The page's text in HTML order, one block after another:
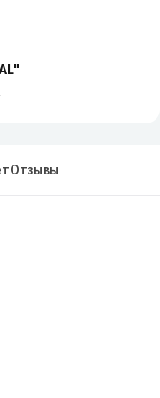
Отзывы